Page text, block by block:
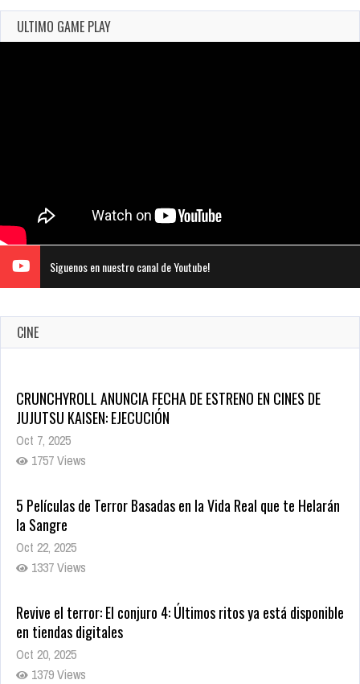
ULTIMO GAME PLAY
Siguenos en nuestro canal de Youtube!
CINE
CRUNCHYROLL ANUNCIA FECHA DE ESTRENO EN CINES DE
JUJUTSU KAISEN: EJECUCIÓN
Oct 7, 2025
1757 Views
5 Películas de Terror Basadas en la Vida Real que te Helarán
la Sangre
Oct 22, 2025
1337 Views
Revive el terror: El conjuro 4: Últimos ritos ya está disponible
en tiendas digitales
Oct 20, 2025
1379 Views